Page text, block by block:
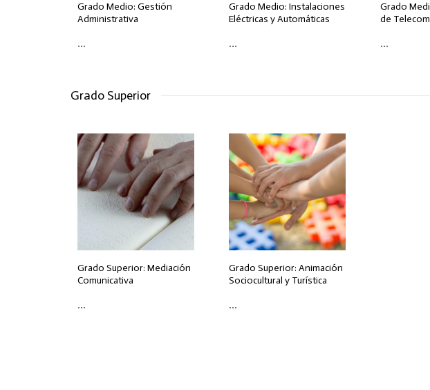
Grado Medio: Gestión
Administrativa
...
Grado Medio: Instalaciones
Eléctricas y Automáticas
...
Grado
de
...
Grado Superior
Grado Superior: Mediación
Comunicativa
...
Grado Superior: Animación
Sociocultural y Turística
...